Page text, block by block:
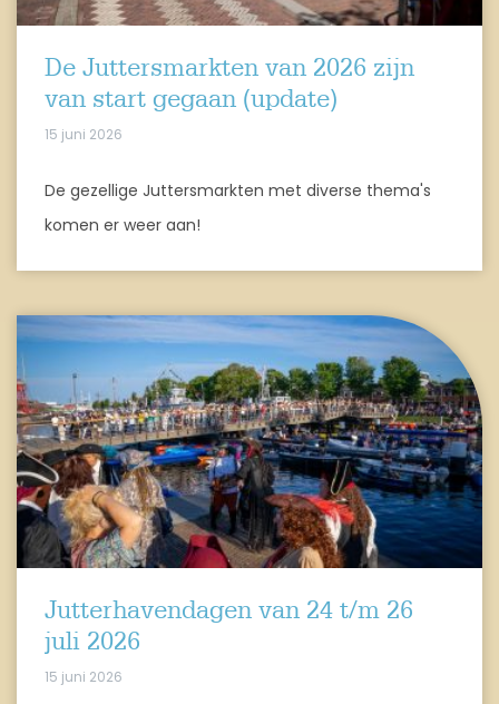
De Juttersmarkten van 2026 zijn
van start gegaan (update)
15 juni 2026
De gezellige Juttersmarkten met diverse thema's
komen er weer aan!
Jutterhavendagen van 24 t/m 26
juli 2026
15 juni 2026